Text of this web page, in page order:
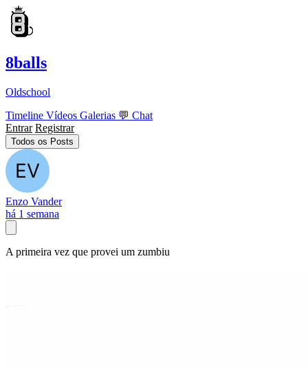
8balls
Oldschool
Timeline Vídeos Galerias 💬 Chat
Entrar Registrar
Todos os Posts
Enzo Vander
há 1 semana
A primeira vez que provei um zumbiu